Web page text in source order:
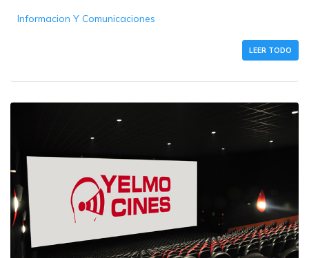
Informacion Y Comunicaciones
LEER TODO